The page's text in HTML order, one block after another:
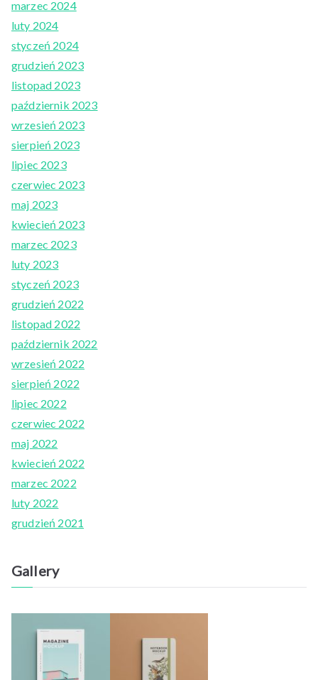
marzec 2024
luty 2024
styczeń 2024
grudzień 2023
listopad 2023
październik 2023
wrzesień 2023
sierpień 2023
lipiec 2023
czerwiec 2023
maj 2023
kwiecień 2023
marzec 2023
luty 2023
styczeń 2023
grudzień 2022
listopad 2022
październik 2022
wrzesień 2022
sierpień 2022
lipiec 2022
czerwiec 2022
maj 2022
kwiecień 2022
marzec 2022
luty 2022
grudzień 2021
Gallery